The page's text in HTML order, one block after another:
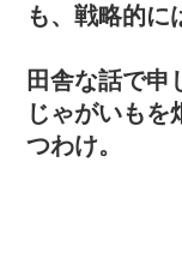
も、戦略的に
田舎な話で申
じゃがいもを
つわけ。